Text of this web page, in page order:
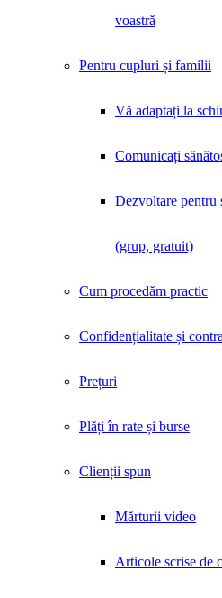
voastră
Pentru cupluri și familii
Vă adaptați la
Comunicați
Dezvoltare pentru
(grup, gratuit)
Cum procedăm practic
Confidențialitate și
Prețuri
Plăți în rate și burse
Clienții spun
Mărturii video
Articole scrise de